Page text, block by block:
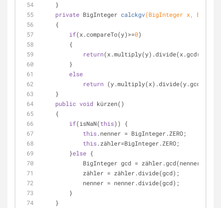
    }
private BigInteger calckgv(BigInteger x,
    {
if(x.compareTo(y)>=0)
        {
return(x.multiply(y).divide(x.gcd(y)));
        }
else
return (y.multiply(x).divide(y.gcd(x)));
    }
public void kürzen()
    {
if(isNaN(this)) {
this.nenner = BigInteger.ZERO;
this.zähler=BigInteger.ZERO;
        }
else {
            BigInteger gcd = zähler.gcd(nenner);
            zähler = zähler.divide(gcd);
            nenner = nenner.divide(gcd);
        }
    }